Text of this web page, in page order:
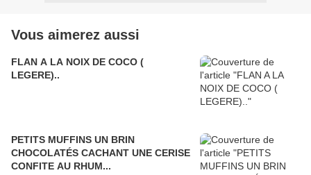
Vous aimerez aussi
FLAN A LA NOIX DE COCO (
LEGERE)..
PETITS MUFFINS UN BRIN
CHOCOLATÉS CACHANT UNE CERISE
CONFITE AU RHUM...